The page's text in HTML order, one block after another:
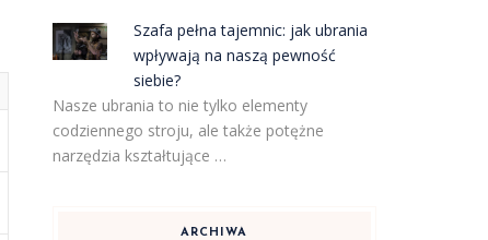
Szafa pełna tajemnic: jak ubrania
wpływają na naszą pewność
siebie?
Nasze ubrania to nie tylko elementy
codziennego stroju, ale także potężne
narzędzia kształtujące …
ARCHIWA